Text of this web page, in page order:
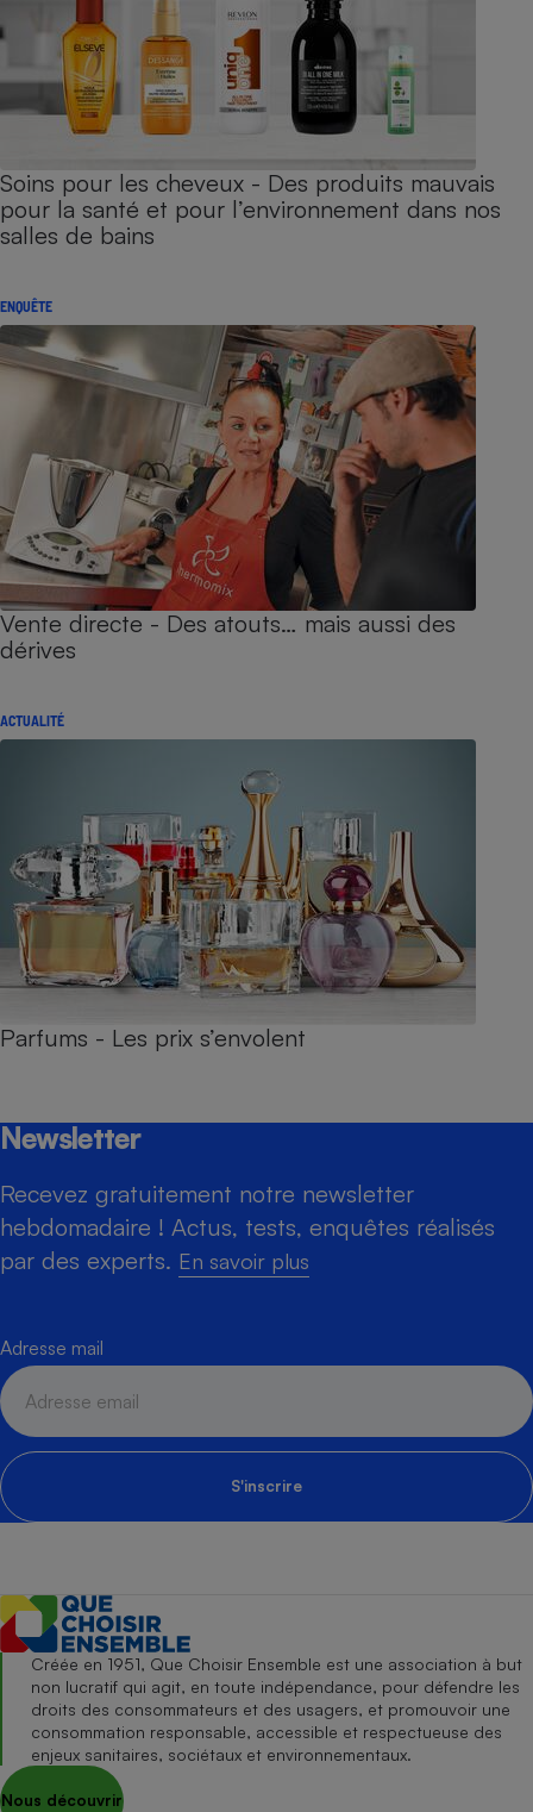
Soins pour les cheveux - Des produits mauvais
pour la santé et pour l’environnement dans nos
salles de bains
ENQUÊTE
Vente directe - Des atouts… mais aussi des
dérives
ACTUALITÉ
Parfums - Les prix s’envolent
Newsletter
Recevez gratuitement notre newsletter
hebdomadaire ! Actus, tests, enquêtes réalisés
par des experts. En savoir plus
Adresse mail
S'inscrire
Créée en 1951, Que Choisir Ensemble est une association à but
non lucratif qui agit, en toute indépendance, pour défendre les
droits des consommateurs et des usagers, et promouvoir une
consommation responsable, accessible et respectueuse des
enjeux sanitaires, sociétaux et environnementaux.
Nous découvrir